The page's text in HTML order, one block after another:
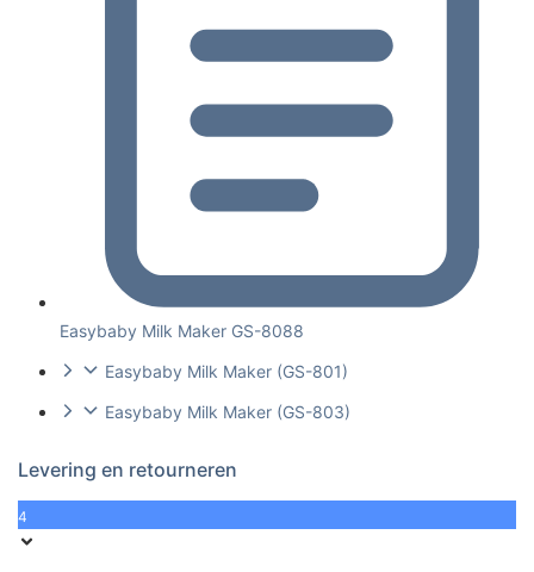
Easybaby Milk Maker GS-8088
Easybaby Milk Maker (GS-801)
Easybaby Milk Maker (GS-803)
Levering en retourneren
4